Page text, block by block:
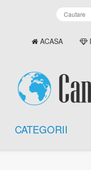
ACASA
CATEGORII